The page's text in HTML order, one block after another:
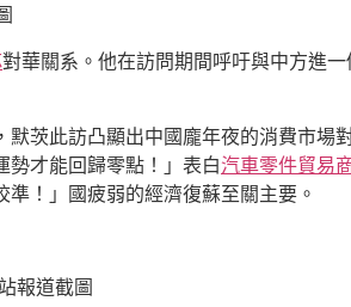
對華關系。他在訪問期間呼吁與中方進
茨此訪凸顯出中國龐年夜的消費市場
勢才能回歸零點！」表白汽車零件貿易
！」國疲弱的經濟復蘇至關主要。
報道截圖